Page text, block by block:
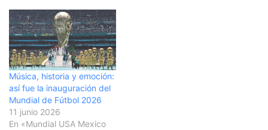
Música, historia y emoción:
así fue la inauguración del
Mundial de Fútbol 2026
11 junio 2026
En «Mundial USA Mexico